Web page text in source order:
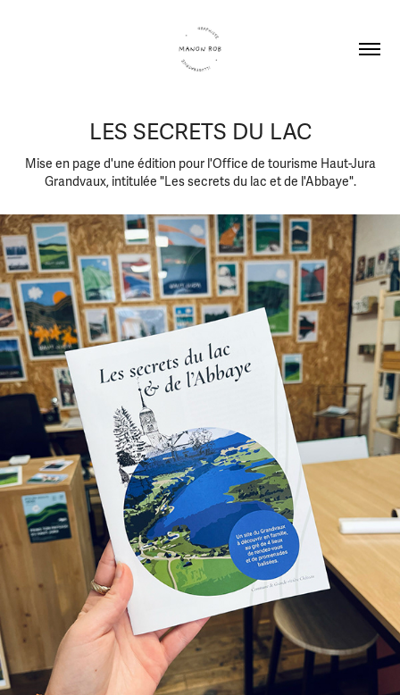
LES SECRETS DU LAC
Mise en page d'une édition pour l'Office de tourisme Haut-Jura
Grandvaux, intitulée "Les secrets du lac et de l'Abbaye".